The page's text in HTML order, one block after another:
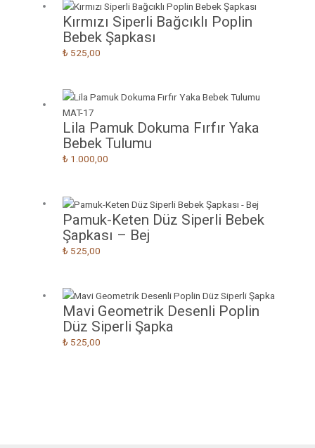
Kırmızı Siperli Bağcıklı Poplin
Bebek Şapkası
₺ 525,00
Lila Pamuk Dokuma Fırfır Yaka
Bebek Tulumu
₺ 1.000,00
Pamuk-Keten Düz Siperli Bebek
Şapkası – Bej
₺ 525,00
Mavi Geometrik Desenli Poplin
Düz Siperli Şapka
₺ 525,00